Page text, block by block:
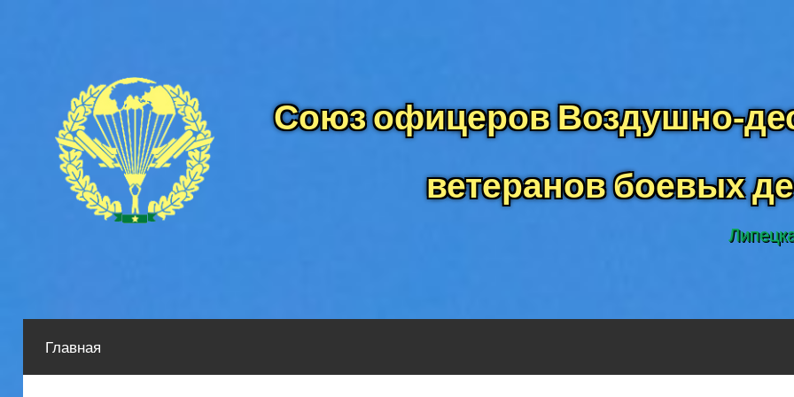
содержимому
Союз офицеров Воздушно-
ветеранов боевых
Главная